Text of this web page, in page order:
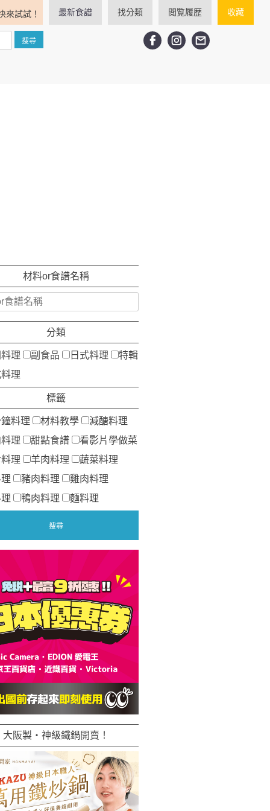
來試試！ 最新食譜 找分類 閲覧履歴 收藏
材料or食譜名稱
分類
理 副食品 日式料理
特輯
理
標籤
料理 材料教學
減醣料理
理
甜點食譜
看影片學做菜
理
羊肉料理
蔬菜料理
豬肉料理
雞肉料理
鴨肉料理 麵料理
大阪製・神級鐵鍋開賣！